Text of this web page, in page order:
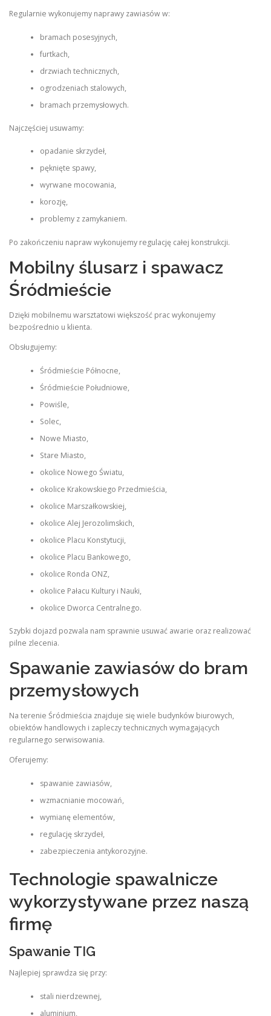
Regularnie wykonujemy naprawy zawiasów w:
bramach posesyjnych,
furtkach,
drzwiach technicznych,
ogrodzeniach stalowych,
bramach przemysłowych.
Najczęściej usuwamy:
opadanie skrzydeł,
pęknięte spawy,
wyrwane mocowania,
korozję,
problemy z zamykaniem.
Po zakończeniu napraw wykonujemy regulację całej konstrukcji.
Mobilny ślusarz i spawacz
Śródmieście
Dzięki mobilnemu warsztatowi większość prac wykonujemy
bezpośrednio u klienta.
Obsługujemy:
Śródmieście Północne,
Śródmieście Południowe,
Powiśle,
Solec,
Nowe Miasto,
Stare Miasto,
okolice Nowego Światu,
okolice Krakowskiego Przedmieścia,
okolice Marszałkowskiej,
okolice Alej Jerozolimskich,
okolice Placu Konstytucji,
okolice Placu Bankowego,
okolice Ronda ONZ,
okolice Pałacu Kultury i Nauki,
okolice Dworca Centralnego.
Szybki dojazd pozwala nam sprawnie usuwać awarie oraz realizować
pilne zlecenia.
Spawanie zawiasów do bram
przemysłowych
Na terenie Śródmieścia znajduje się wiele budynków biurowych,
obiektów handlowych i zapleczy technicznych wymagających
regularnego serwisowania.
Oferujemy:
spawanie zawiasów,
wzmacnianie mocowań,
wymianę elementów,
regulację skrzydeł,
zabezpieczenia antykorozyjne.
Technologie spawalnicze
wykorzystywane przez naszą
firmę
Spawanie TIG
Najlepiej sprawdza się przy:
stali nierdzewnej,
aluminium,